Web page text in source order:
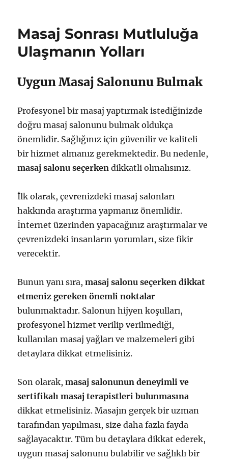
İlişkisi
Gelişimi
Masaj Sonrası Mutluluğa
Ulaşmanın Yolları
Uygun Masaj Salonunu Bulmak
Profesyonel bir masaj yaptırmak istediğinizde
doğru masaj salonunu bulmak oldukça
önemlidir. Sağlığınız için güvenilir ve kaliteli
bir hizmet almanız gerekmektedir. Bu nedenle,
masaj salonu seçerken dikkatli olmalısınız.
İlk olarak, çevrenizdeki masaj salonları
hakkında araştırma yapmanız önemlidir.
İnternet üzerinden yapacağınız araştırmalar ve
çevrenizdeki insanların yorumları, size fikir
verecektir.
Bunun yanı sıra,masaj salonu seçerken dikkat
etmeniz gereken önemli noktalar
bulunmaktadır. Salonun hijyen koşulları,
profesyonel hizmet verilip verilmediği,
kullanılan masaj yağları ve malzemeleri gibi
detaylara dikkat etmelisiniz.
Son olarak,masaj salonunun deneyimli ve
sertifikalı masaj terapistleri bulunmasına
dikkat etmelisiniz. Masajın gerçek bir uzman
tarafından yapılması, size daha fazla fayda
sağlayacaktır. Tüm bu detaylara dikkat ederek,
uygun masaj salonunu bulabilir ve sağlıklı bir